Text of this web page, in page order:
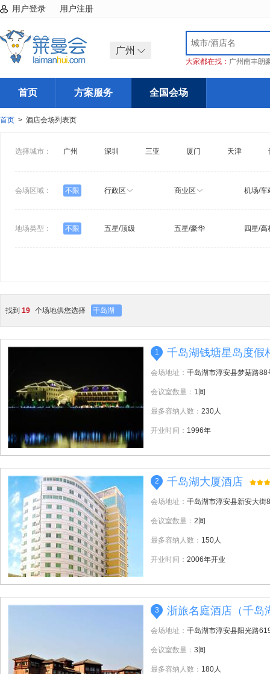
用户登录 用户注册
广州
大家都在找： 广州南丰朗
首页 方案服务 全国会场
首页 > 酒店会场列表页
选择城市： 广州 深圳 三亚 厦门 天津
会场区域： 不限 行政区 商业区 机场/车
地场类型： 不限 五星/顶级 五星/豪华 四星/高
找到 19 个场地供您选择 千岛湖
1 千岛湖钱塘星岛度假
会场地址： 千岛湖市淳安县梦菇路88
会议室数量： 1间
最多容纳人数： 230人
开业时间： 1996年
2 千岛湖大厦酒店
会场地址： 千岛湖市淳安县新安大街
会议室数量： 2间
最多容纳人数： 150人
开业时间： 2006年开业
3 浙旅名庭酒店（千岛
会场地址： 千岛湖市淳安县阳光路
会议室数量： 3间
最多容纳人数： 180人